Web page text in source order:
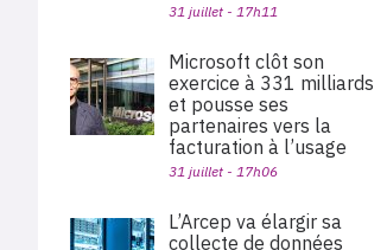
31 juillet - 17h11
Microsoft clôt son
exercice à 331 milliards
et pousse ses
partenaires vers la
facturation à l’usage
31 juillet - 17h06
L’Arcep va élargir sa
collecte de données